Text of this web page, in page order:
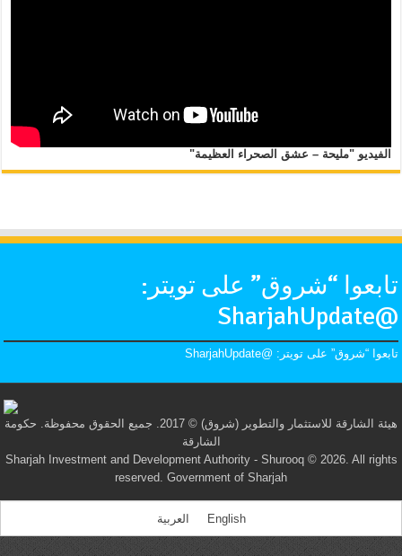
الفيديو "مليحة – عشق الصحراء العظيمة"
تابعوا “شروق” على تويتر:
@SharjahUpdate
تابعوا “شروق” على تويتر: @SharjahUpdate
هيئة الشارقة للاستثمار والتطوير (شروق) © 2017. جميع الحقوق محفوظة. حكومة
الشارقة
Sharjah Investment and Development Authority - Shurooq © 2026. All rights
reserved. Government of Sharjah
English العربية